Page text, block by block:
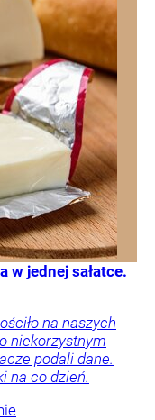
w jednej sałatce.
na naszych
niekorzystnym
podali dane.
na co dzień.